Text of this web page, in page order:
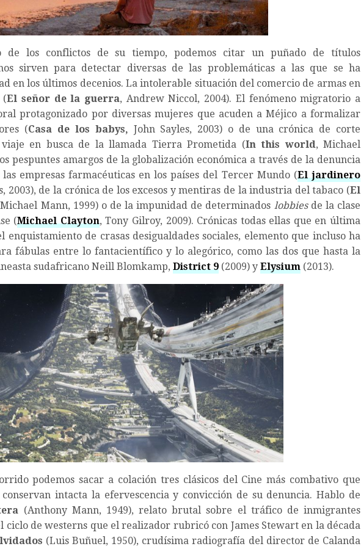
de los conflictos de su tiempo, podemos citar un puñado de títulos
sirven para detectar diversas de las problemáticas a las que se ha
en los últimos decenios. La intolerable situación del comercio de armas en
(El señor de la guerra, Andrew Niccol, 2004). El fenómeno migratorio a
protagonizado por diversas mujeres que acuden a Méjico a formalizar
(Casa de los babys, John Sayles, 2003) o de una crónica de corte
en busca de la llamada Tierra Prometida (In this world, Michael
pespuntes amargos de la globalización económica a través de la denuncia
empresas farmacéuticas en los países del Tercer Mundo (El jardinero
2003), de la crónica de los excesos y mentiras de la industria del tabaco (El
Michael Mann, 1999) o de la impunidad de determinados lobbiesde la clase
(Michael Clayton, Tony Gilroy, 2009). Crónicas todas ellas que en última
enquistamiento de crasas desigualdades sociales, elemento que incluso ha
fábulas entre lo fantacientífico y lo alegórico, como las dos que hasta la
sudafricano Neill Blomkamp, District 9 (2009) y Elysium (2013).
podemos sacar a colación tres clásicos del Cine más combativo que
intacta la efervescencia y convicción de su denuncia. Hablo de
(Anthony Mann, 1949), relato brutal sobre el tráfico de inmigrantes
ciclo de westerns que el realizador rubricó con James Stewart en la década
(Luis Buñuel, 1950), crudísima radiografía del director de Calanda